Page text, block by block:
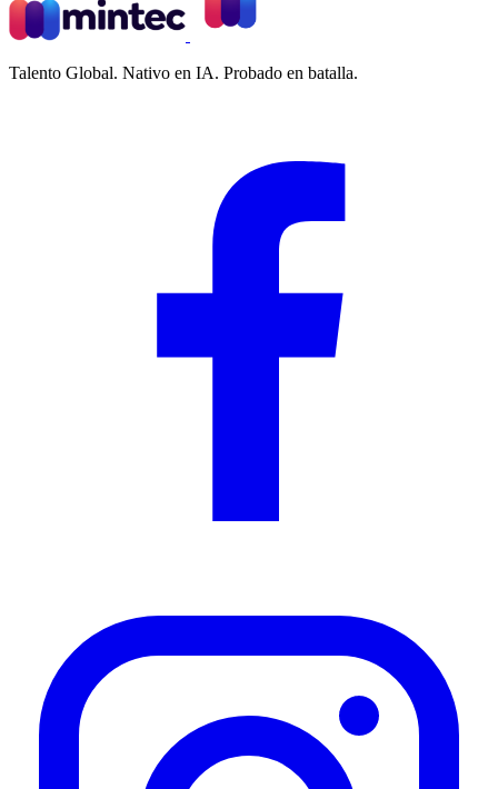
Talento Global. Nativo en IA. Probado en batalla.